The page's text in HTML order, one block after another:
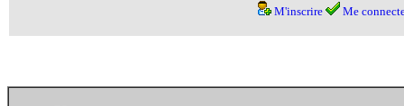
M'inscrire Me